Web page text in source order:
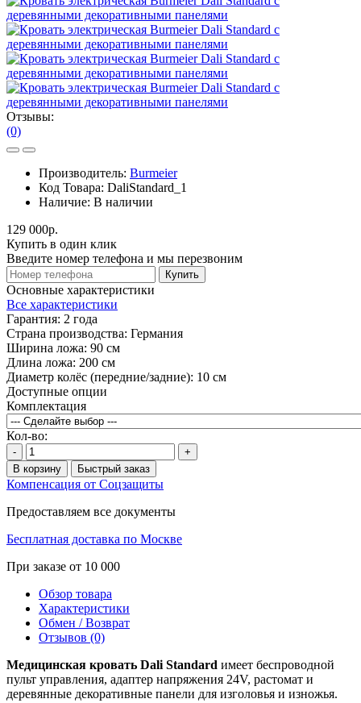
Отзывы:
(0)
Производитель: Burmeier
Код Товара: DaliStandard_1
Наличие: В наличии
129 000р.
Купить в один клик
Введите номер телефона и мы перезвоним
Купить
Основные характеристики
Все характеристики
Гарантия: 2 года
Страна производства: Германия
Ширина ложа: 90 см
Длина ложа: 200 см
Диаметр колёс (передние/задние): 10 см
Доступные опции
Комплектация
Кол-во:
-
+
В корзину
Быстрый заказ
Компенсация от Соцзащиты
Предоставляем все документы
Бесплатная доставка по Москве
При заказе от 10 000
Обзор товара
Характеристики
Обмен / Возврат
Отзывов (0)
Медицинская кровать Dali Standard имеет беспроводной
пульт управления, адаптер напряжения 24V, растомат и
деревянные декоративные панели для изголовья и изножья.